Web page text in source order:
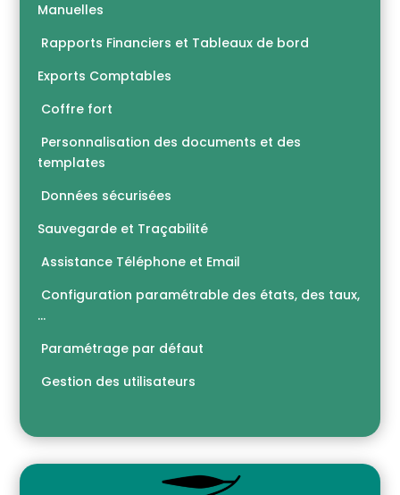
Manuelles
Rapports Financiers et Tableaux de bord
Exports Comptables
Coffre fort
Personnalisation des documents et des
templates
Données sécurisées
Sauvegarde et Traçabilité
Assistance Téléphone et Email
Configuration paramétrable des états, des taux,
…
Paramétrage par défaut
Gestion des utilisateurs